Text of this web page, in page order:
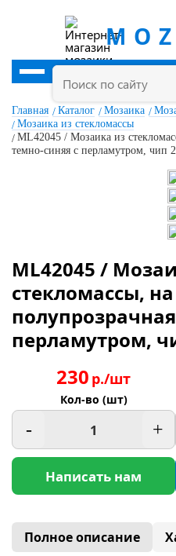
Главная Каталог Мозаика
Мозаика из стекломассы
ML42045 / Мозаика из
темно-синяя с перламутром, чип
ML42045 /
стекломассы, на
перламутром,
230 р./шт
Кол-во (шт)
- +
Написать нам
Полное описание